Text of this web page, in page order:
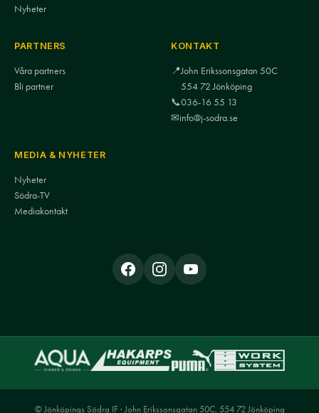
Nyheter
PARTNERS
Våra partners
Bli partner
KONTAKT
📍John Erikssonsgatan 50C
554 72 Jönköping
📞036-16 55 13
✉info@j-sodra.se
MEDIA & NYHETER
Nyheter
Södra-TV
Mediakontakt
© Jönköpings Södra IF · John Erikssonsgatan 50C, 554 72 Jönköping